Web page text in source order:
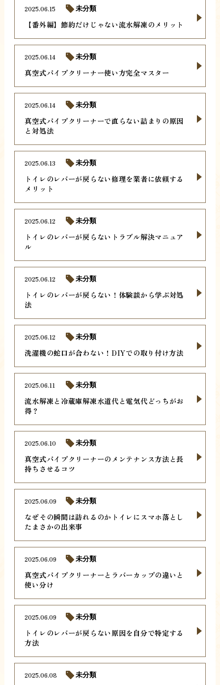
【番外編】節約だけじゃない流水解凍のメリット
2025.06.15 未分類
真空式パイプクリーナー使い方完全マスター
2025.06.14 未分類
真空式パイプクリーナーで直らない詰まりの原因
と対処法
2025.06.14 未分類
トイレのレバーが戻らない修理を業者に依頼する
メリット
2025.06.13 未分類
トイレのレバーが戻らないトラブル解決マニュア
ル
2025.06.12 未分類
トイレのレバーが戻らない！体験談から学ぶ対処
法
2025.06.12 未分類
洗濯機の蛇口が合わない！DIYでの取り付け方法
2025.06.12 未分類
流水解凍と冷蔵庫解凍水道代と電気代どっちがお
得？
2025.06.11 未分類
真空式パイプクリーナーのメンテナンス方法と長
持ちさせるコツ
2025.06.10 未分類
なぜその瞬間は訪れるのかトイレにスマホ落とし
たまさかの出来事
2025.06.09 未分類
真空式パイプクリーナーとラバーカップの違いと
使い分け
2025.06.09 未分類
トイレのレバーが戻らない原因を自分で特定する
方法
2025.06.09 未分類
2025.06.08 未分類